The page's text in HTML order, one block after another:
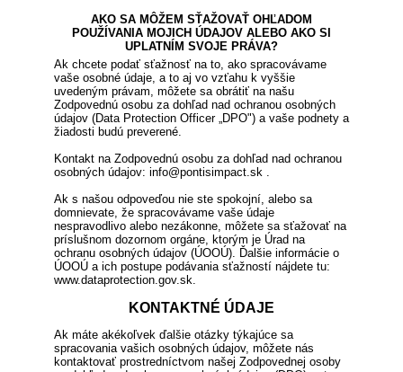
AKO SA MÔŽEM SŤAŽOVAŤ OHĽADOM
POUŽÍVANIA MOJICH ÚDAJOV ALEBO AKO SI
UPLATNÍM SVOJE PRÁVA?
Ak chcete podať sťažnosť na to, ako spracovávame
vaše osobné údaje, a to aj vo vzťahu k vyššie
uvedeným právam, môžete sa obrátiť na našu
Zodpovednú osobu za dohľad nad ochranou osobných
údajov (Data Protection Officer „DPO") a vaše podnety a
žiadosti budú preverené.
Kontakt na Zodpovednú osobu za dohľad nad ochranou
osobných údajov: info@pontisimpact.sk .
Ak s našou odpoveďou nie ste spokojní, alebo sa
domnievate, že spracovávame vaše údaje
nespravodlivo alebo nezákonne, môžete sa sťažovať na
príslušnom dozornom orgáne, ktorým je Úrad na
ochranu osobných údajov (ÚOOÚ). Ďalšie informácie o
ÚOOÚ a ich postupe podávania sťažností nájdete tu:
www.dataprotection.gov.sk.
KONTAKTNÉ ÚDAJE
Ak máte akékoľvek ďalšie otázky týkajúce sa
spracovania vašich osobných údajov, môžete nás
kontaktovať prostredníctvom našej Zodpovednej osoby